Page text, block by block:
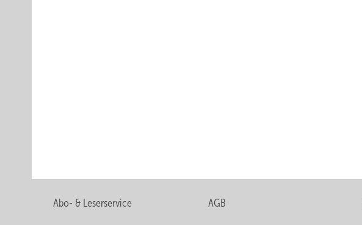
Abo- & Leserservice AGB